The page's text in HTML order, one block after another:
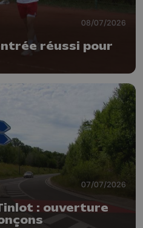
08/07/2026
réussi pour
07/07/2026
: ouverture